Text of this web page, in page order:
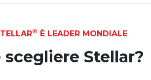
® È LEADER MONDIALE
scegliere Stellar?